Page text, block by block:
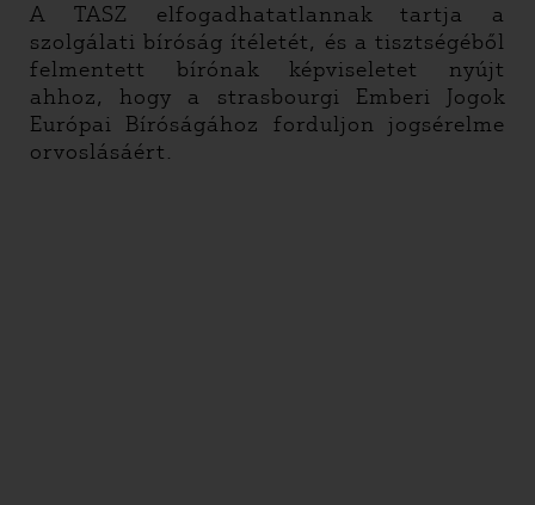
A TASZ elfogadhatatlannak tartja a
szolgálati bíróság ítéletét, és a tisztségéből
felmentett bírónak képviseletet nyújt
ahhoz, hogy a strasbourgi Emberi Jogok
Európai Bíróságához forduljon jogsérelme
orvoslásáért.